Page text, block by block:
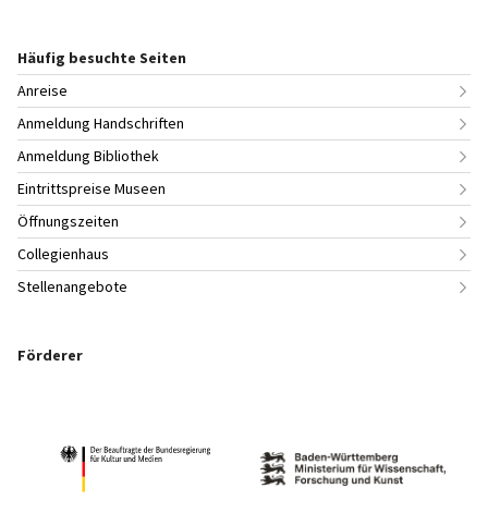
Häufig besuchte Seiten
Anreise
Anmeldung Handschriften
Anmeldung Bibliothek
Eintrittspreise Museen
Öffnungszeiten
Collegienhaus
Stellenangebote
Förderer